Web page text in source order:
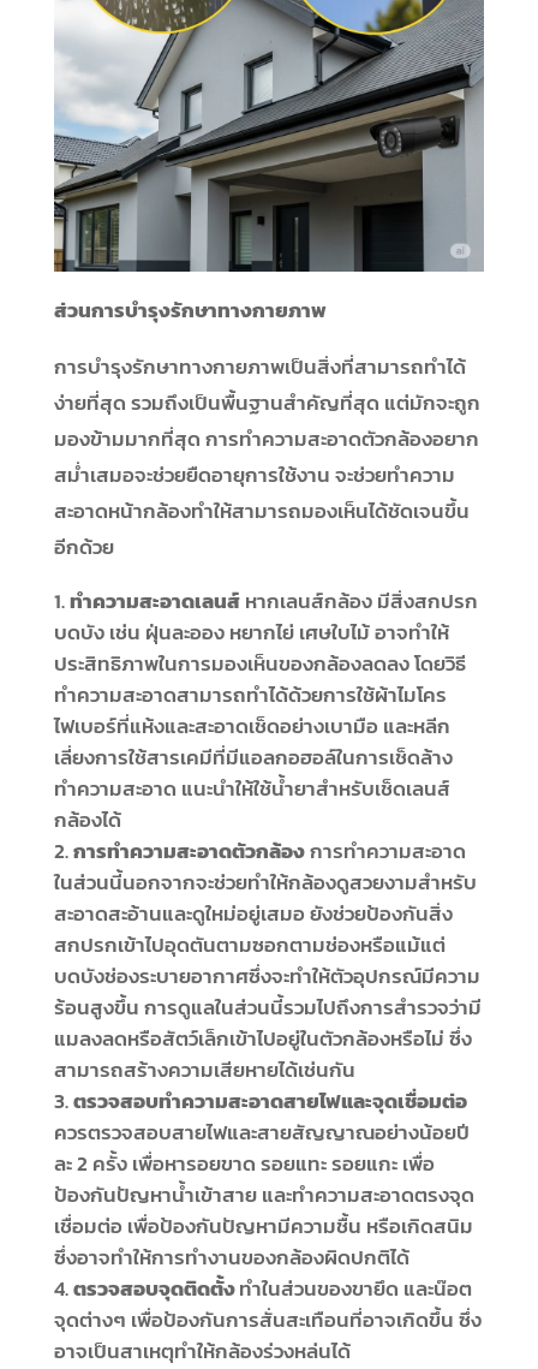
ส่วนการบำรุงรักษาทางกายภาพ
การบำรุงรักษาทางกายภาพเป็นสิ่งที่สามารถทำได้
ง่ายที่สุด รวมถึงเป็นพื้นฐานสำคัญที่สุด แต่มักจะถูก
มองข้ามมากที่สุด การทำความสะอาดตัวกล้องอยาก
สม่ำเสมอจะช่วยยืดอายุการใช้งาน จะช่วยทำความ
สะอาดหน้ากล้องทำให้สามารถมองเห็นได้ชัดเจนขึ้น
อีกด้วย
ทำความสะอาดเลนส์หากเลนส์กล้อง มีสิ่งสกปรก
บดบัง เช่น ฝุ่นละออง หยากไย่ เศษใบไม้ อาจทำให้
ประสิทธิภาพในการมองเห็นของกล้องลดลง โดยวิธี
ทำความสะอาดสามารถทำได้ด้วยการใช้ผ้าไมโคร
ไฟเบอร์ที่แห้งและสะอาดเช็ดอย่างเบามือ และหลีก
เลี่ยงการใช้สารเคมีที่มีแอลกอฮอล์ในการเช็ดล้าง
ทำความสะอาด แนะนำให้ใช้น้ำยาสำหรับเช็ดเลนส์
กล้องได้
การทำความสะอาดตัวกล้องการทำความสะอาด
ในส่วนนี้นอกจากจะช่วยทำให้กล้องดูสวยงามสำหรับ
สะอาดสะอ้านและดูใหม่อยู่เสมอ ยังช่วยป้องกันสิ่ง
สกปรกเข้าไปอุดตันตามซอกตามช่องหรือแม้แต่
บดบังช่องระบายอากาศซึ่งจะทำให้ตัวอุปกรณ์มีความ
ร้อนสูงขึ้น การดูแลในส่วนนี้รวมไปถึงการสำรวจว่ามี
แมลงลดหรือสัตว์เล็กเข้าไปอยู่ในตัวกล้องหรือไม่ ซึ่ง
สามารถสร้างความเสียหายได้เช่นกัน
ตรวจสอบทำความสะอาดสายไฟและจุดเชื่อมต่อ
ควรตรวจสอบสายไฟและสายสัญญาณอย่างน้อยปี
ละ 2 ครั้ง เพื่อหารอยขาด รอยแทะ รอยแกะ เพื่อ
ป้องกันปัญหาน้ำเข้าสาย และทำความสะอาดตรงจุด
เชื่อมต่อ เพื่อป้องกันปัญหามีความชื้น หรือเกิดสนิม
ซึ่งอาจทำให้การทำงานของกล้องผิดปกติได้
ตรวจสอบจุดติดตั้งทำในส่วนของขายึด และน๊อต
จุดต่างๆ เพื่อป้องกันการสั่นสะเทือนที่อาจเกิดขึ้น ซึ่ง
อาจเป็นสาเหตุทำให้กล้องร่วงหล่นได้